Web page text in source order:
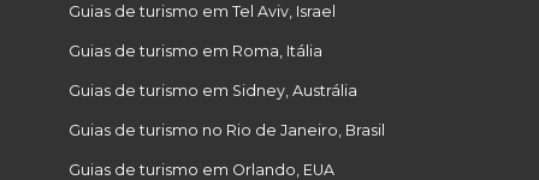
Guias de turismo em Tel Aviv, Israel
Guias de turismo em Roma, Itália
Guias de turismo em Sidney, Austrália
Guias de turismo no Rio de Janeiro, Brasil
Guias de turismo em Orlando, EUA